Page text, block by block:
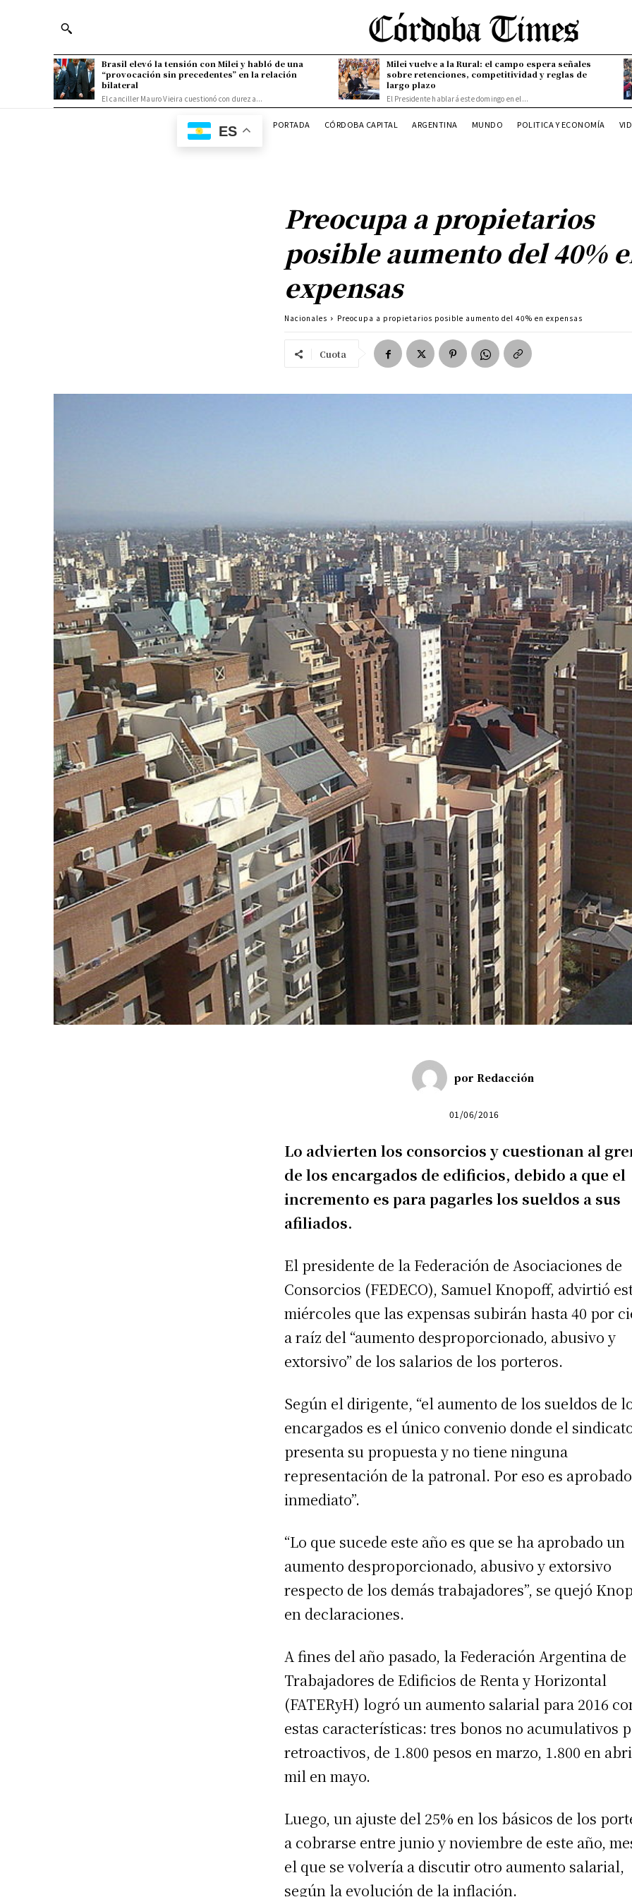
Brasil elevó la tensión con Milei y habló de una
“provocación sin precedentes” en la relación
bilateral
El canciller Mauro Vieira cuestionó con dureza...
Milei vuelve a la Rural: el campo espera señales
sobre retenciones, competitividad y reglas de
largo plazo
El Presidente hablará este domingo en el...
ES PORTADA CÓRDOBA CAPITAL ARGENTINA MUNDO POLITICA Y ECONOMÍA
Preocupa a propietarios
posible aumento del 40%
expensas
Nacionales Preocupa a propietarios posible aumento del 40% en expensas
Cuota
por Redacción
01/06/2016
Lo advierten los consorcios y cuestionan al
de los encargados de edificios, debido a que el
incremento es para pagarles los sueldos a sus
afiliados.
El presidente de la Federación de Asociaciones de
Consorcios (FEDECO), Samuel Knopoff, advirtió
miércoles que las expensas subirán hasta 40 por
a raíz del “aumento desproporcionado, abusivo y
extorsivo” de los salarios de los porteros.
Según el dirigente, “el aumento de los sueldos de
encargados es el único convenio donde el
presenta su propuesta y no tiene ninguna
representación de la patronal. Por eso es
inmediato”.
“Lo que sucede este año es que se ha aprobado un
aumento desproporcionado, abusivo y extorsivo
respecto de los demás trabajadores”, se quejó
en declaraciones.
A fines del año pasado, la Federación Argentina de
Trabajadores de Edificios de Renta y Horizontal
(FATERyH) logró un aumento salarial para 2016
estas características: tres bonos no acumulativos
retroactivos, de 1.800 pesos en marzo, 1.800 en
mil en mayo.
Luego, un ajuste del 25% en los básicos de los
a cobrarse entre junio y noviembre de este año,
el que se volvería a discutir otro aumento salarial,
según la evolución de la inflación.